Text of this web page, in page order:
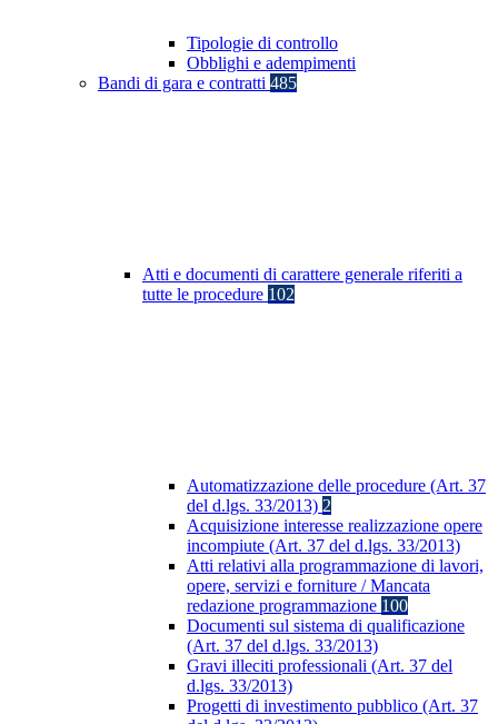
Tipologie di controllo
Obblighi e adempimenti
Bandi di gara e contratti 485
Atti e documenti di carattere generale riferiti a
tutte le procedure 102
Automatizzazione delle procedure (Art. 37
del d.lgs. 33/2013) 2
Acquisizione interesse realizzazione opere
incompiute (Art. 37 del d.lgs. 33/2013)
Atti relativi alla programmazione di lavori,
opere, servizi e forniture / Mancata
redazione programmazione 100
Documenti sul sistema di qualificazione
(Art. 37 del d.lgs. 33/2013)
Gravi illeciti professionali (Art. 37 del
d.lgs. 33/2013)
Progetti di investimento pubblico (Art. 37